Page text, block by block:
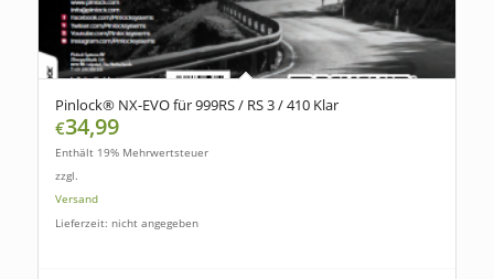
Pinlock® NX-EVO für 999RS / RS 3 / 410 Klar
€34,99
Enthält 19% Mehrwertsteuer
zzgl.
Versand
Lieferzeit: nicht angegeben